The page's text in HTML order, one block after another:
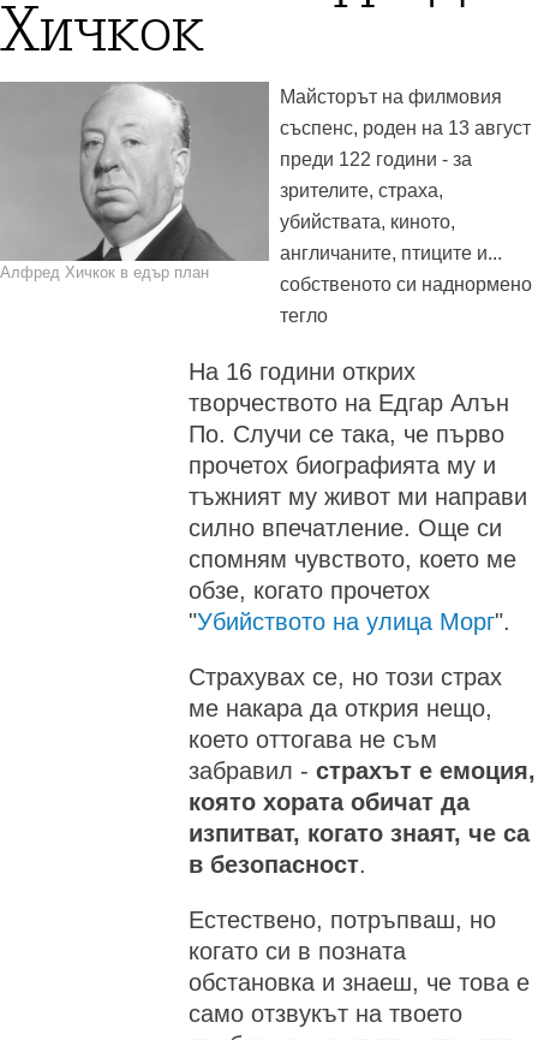
Хичкок
Алфред Хичкок в едър план
Майсторът на филмовия
съспенс, роден на 13 август
преди 122 години - за
зрителите, страха,
убийствата, киното,
англичаните, птиците и...
собственото си наднормено
тегло
На 16 години открих
творчеството на Едгар Алън
По. Случи се така, че първо
прочетох биографията му и
тъжният му живот ми направи
силно впечатление. Още си
спомням чувството, което ме
обзе, когато прочетох
"Убийството на улица Морг".
Страхувах се, но този страх
ме накара да открия нещо,
което оттогава не съм
забравил - страхът е емоция,
която хората обичат да
изпитват, когато знаят, че са
в безопасност.
Естествено, потръпваш, но
когато си в позната
обстановка и знаеш, че това е
само отзвукът на твоето